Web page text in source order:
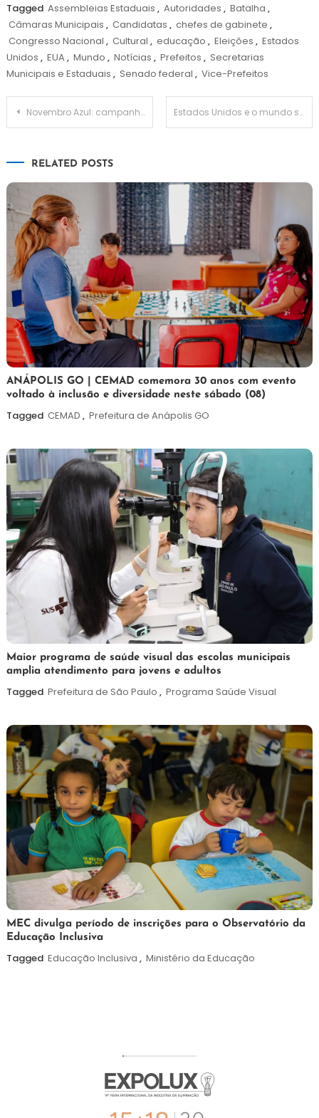
Tagged Assembleias Estaduais , Autoridades , Batalha ,
Câmaras Municipais , Candidatas , chefes de gabinete ,
Congresso Nacional , Cultural , educação , Eleições , Estados
Unidos , EUA , Mundo , Notícias , Prefeitos , Secretarias
Municipais e Estaduais , Senado federal , Vice-Prefeitos
Navegação
Novembro Azul: campanha fortalece importância do autocuidado masculino Estados Unidos e o mundo sob Donald Trump
RELATED POSTS
7
de
agosto
Maurilio
ANÁPOLIS GO | CEMAD comemora 30 anos com evento
voltado à inclusão e diversidade neste sábado (08)
Tagged CEMAD , Prefeitura de Anápolis GO
7
de
agosto
Maurilio
Maior programa de saúde visual das escolas municipais
amplia atendimento para jovens e adultos
Tagged Prefeitura de São Paulo , Programa Saúde Visual
7
de
agosto
Maurilio
MEC divulga período de inscrições para o Observatório da
Educação Inclusiva
Tagged Educação Inclusiva , Ministério da Educação